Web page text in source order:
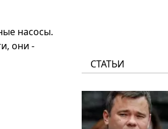
насосы.
они -
СТАТЬИ